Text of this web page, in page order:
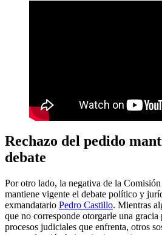
Rechazo del pedido
debate
Por otro lado, la negativa de la
mantiene vigente el debate político y
exmandatario Pedro Castillo. Mientras
que no corresponde otorgarle una
procesos judiciales que enfrenta, otros